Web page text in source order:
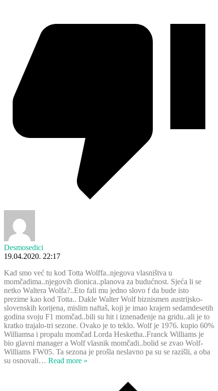
Desmosedici
19.04.2020. 22:17
Kad smo već tu kod Totta Wolffa..njegova vlasništva u
momčadima..njegovih dionica..planova za budućnost. Sjeća li se
netko Waltera Wolfa?..Eto fali mu jedno slovo f da bude isto
prezime kao kod Totta.. Dakle Walter Wolf biznismen austrijsko-
slovenskih korijena, mislim naftaš, koji je imao krajem sedamdesetih
godina svoju F1 momčad..bili su hit i iznenađenje na gridu..ali je to
kratko trajalo-tri sezone. Ovako je to teklo. Wolf je 1976. kupio 60%
Williamsa i propalu momčad Lorda Hesketha..Franck Williams je
bio glavni manager a Wolf vlasnik momčadi..bolid se zvao Wolf-
Williams FW05. Ta sezona je prošla neslavno pa su se razišli, a oba
su osnovali… Read more »